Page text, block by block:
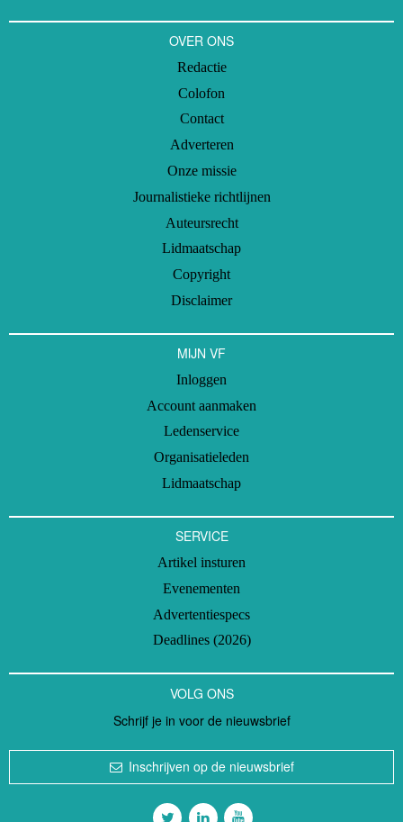
OVER ONS
Redactie
Colofon
Contact
Adverteren
Onze missie
Journalistieke richtlijnen
Auteursrecht
Lidmaatschap
Copyright
Disclaimer
MIJN VF
Inloggen
Account aanmaken
Ledenservice
Organisatieleden
Lidmaatschap
SERVICE
Artikel insturen
Evenementen
Advertentiespecs
Deadlines (2026)
VOLG ONS
Schrijf je in voor de nieuwsbrief
Inschrijven op de nieuwsbrief